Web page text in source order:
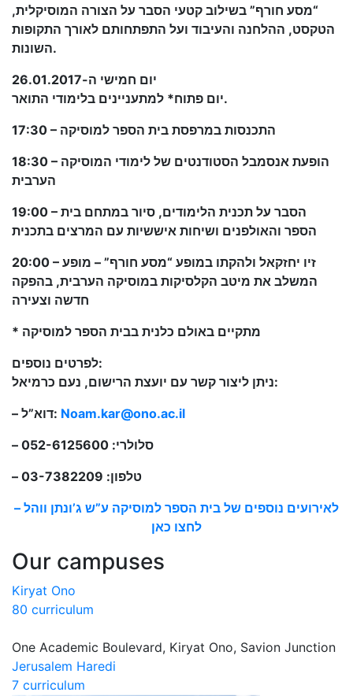
“מסע חורף” בשילוב קטעי הסבר על הצורה המוסיקלית,
הטקסט, ההלחנה והעיבוד ועל התפתחותם לאורך התקופות
השונות.
יום חמישי ה-26.01.2017
יום פתוח* למתעניינים בלימודי התואר.
17:30 – התכנסות במרפסת בית הספר למוסיקה
18:30 – הופעת אנסמבל הסטודנטים של לימודי המוסיקה
הערבית
19:00 – הסבר על תכנית הלימודים, סיור במתחם בית
הספר והאולפנים ושיחות איששיות עם המרצים בתכנית
20:00 – זיו יחזקאל ולהקתו במופע “מסע חורף” – מופע
המשלב את מיטב הקלסיקות במוסיקה הערבית, בהפקה
חדשה וצעירה
* מתקיים באולם כלנית בבית הספר למוסיקה
לפרטים נוספים:
ניתן ליצור קשר עם יועצת הרישום, נעם כרמיאל:
– דוא”ל: Noam.kar@ono.ac.il
– סלולרי: 052-6125600
– טלפון: 03-7382209
לאירועים נוספים של בית הספר למוסיקה ע”ש ג’ונתן ווהל –
לחצו כאן
Our campuses
Kiryat Ono
80 curriculum
One Academic Boulevard, Kiryat Ono, Savion Junction
Jerusalem Haredi
7 curriculum